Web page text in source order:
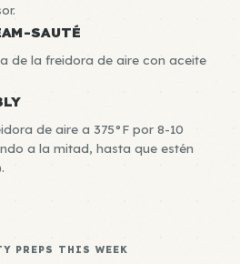
SAUTÉ
de la freidora de aire con aceite
de aire a 375°F por 8-10
a la mitad, hasta que estén
PREPS THIS WEEK